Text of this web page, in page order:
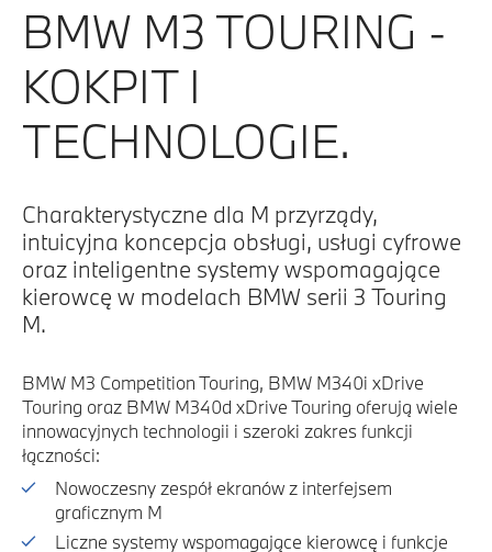
BMW M3 TOURING -
KOKPIT I
TECHNOLOGIE.
Charakterystyczne dla M przyrządy,
intuicyjna koncepcja obsługi, usługi cyfrowe
oraz inteligentne systemy wspomagające
kierowcę w modelach BMW serii 3 Touring
M.
BMW M3 Competition Touring, BMW M340i xDrive
Touring oraz BMW M340d xDrive Touring oferują wiele
innowacyjnych technologii i szeroki zakres funkcji
łączności:
Nowoczesny zespół ekranów z interfejsem
graficznym M
Liczne systemy wspomagające kierowcę i funkcje